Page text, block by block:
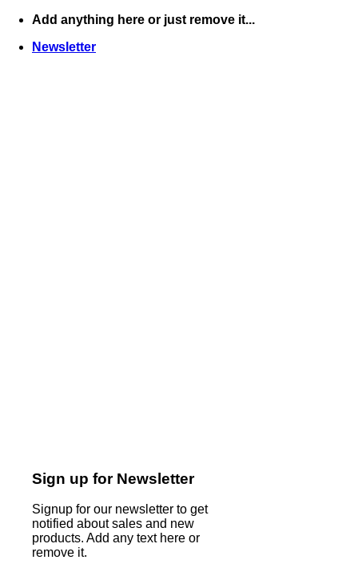
Skip
content
Add anything here or just remove it...
Newsletter
Sign up for Newsletter
Signup for our newsletter to get
notified about sales and new
products. Add any text here or
remove it.